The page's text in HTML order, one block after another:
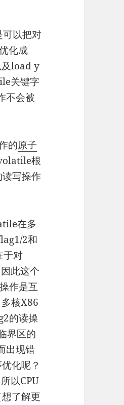
以把对
化成
load y
关键字
不会被
的原子
根
写操作
在多
2和
于对
此这个
作是互
核X86
的读操
界区的
出现错
化呢？
以CPU
了解更